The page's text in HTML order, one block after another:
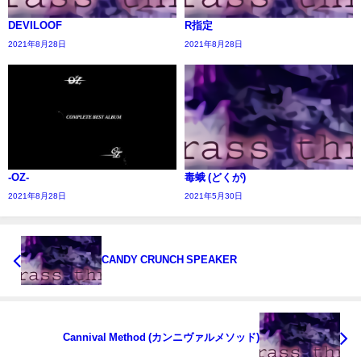
DEVILOOF
2021年8月28日
R指定
2021年8月28日
-OZ-
2021年8月28日
毒蛾 (どくが)
2021年5月30日
CANDY CRUNCH SPEAKER
Cannival Method (カンニヴァルメソッド)